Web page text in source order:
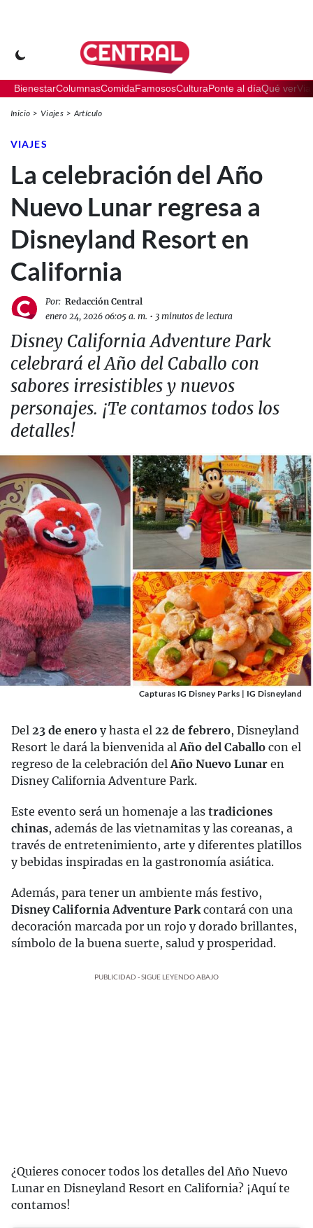
BienestarColumnasComidaFamososCulturaPonte al díaQué ver
Inicio Viajes Artículo
VIAJES
La celebración del Año
Nuevo Lunar regresa a
Disneyland Resort en
California
Por: Redacción Central
enero 24, 2026 06:05 a. m. • 3 minutos de lectura
Disney California Adventure Park
celebrará el Año del Caballo con
sabores irresistibles y nuevos
personajes. ¡Te contamos todos los
detalles!
Capturas IG Disney Parks | IG Disneyland
Del 23 de enero y hasta el 22 de febrero, Disneyland
Resort le dará la bienvenida alAño del Caballo con el
regreso de la celebración delAño Nuevo Lunar en
Disney California Adventure Park.
Este evento será un homenaje a las tradiciones
chinas, además de las vietnamitas y las coreanas, a
través de entretenimiento, arte y diferentes platillos
y bebidas inspiradas en la gastronomía asiática.
Además, para tener un ambiente más festivo,
Disney California Adventure Parkcontará con una
decoración marcada por un rojo y dorado brillantes,
símbolo de la buena suerte, salud y prosperidad.
PUBLICIDAD - SIGUE LEYENDO ABAJO
¿Quieres conocer todos los detalles del Año Nuevo
Lunar en Disneyland Resort en California? ¡Aquí te
contamos!